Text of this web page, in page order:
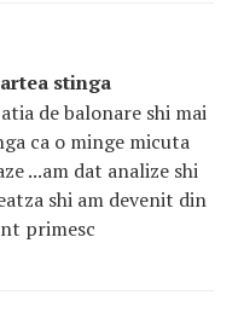
stinga
de balonare shi mai
ca o minge micuta
...am dat analize shi
shi am devenit din
primesc